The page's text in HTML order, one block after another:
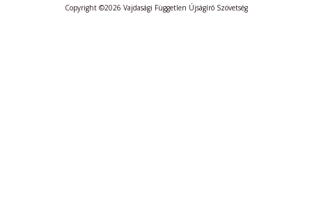
Copyright ©2026 Vajdasági Független Újságíró Szövetség